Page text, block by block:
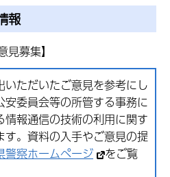
報
見募集】
ただいたご意見を参考にし
委員会等の所管する事務に
報通信の技術の利用に関す
す。資料の入手やご意見の提
警察ホームページ
をご覧